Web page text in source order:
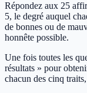
Répondez aux 25
5, le degré auquel
de bonnes ou de
honnête possible.
Une fois toutes les
résultats » pour
chacun des cinq